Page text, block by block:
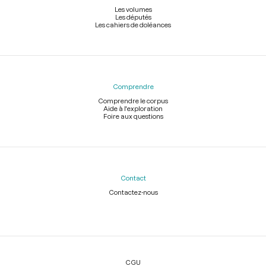
Les volumes
Les députés
Les cahiers de doléances
Comprendre
Comprendre le corpus
Aide à l'exploration
Foire aux questions
Contact
Contactez-nous
Légal
CGU